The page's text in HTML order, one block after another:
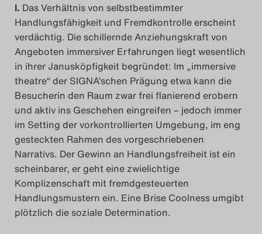
I. Das Verhältnis von selbstbestimmter
Handlungsfähigkeit und Fremdkontrolle erscheint
verdächtig. Die schillernde Anziehungskraft von
Angeboten immersiver Erfahrungen liegt wesentlich
in ihrer Janusköpfigkeit begründet: Im „immersive
theatre“der SIGNA’schen Prägung etwa kann die
Besucherin den Raum zwar frei flanierend erobern
und aktiv ins Geschehen eingreifen – jedoch immer
im Setting der vorkontrollierten Umgebung, im eng
gesteckten Rahmen des vorgeschriebenen
Narrativs. Der Gewinn an Handlungsfreiheit ist ein
scheinbarer, er geht eine zwielichtige
Komplizenschaft mit fremdgesteuerten
Handlungsmustern ein. Eine Brise Coolness umgibt
plötzlich die soziale Determination.